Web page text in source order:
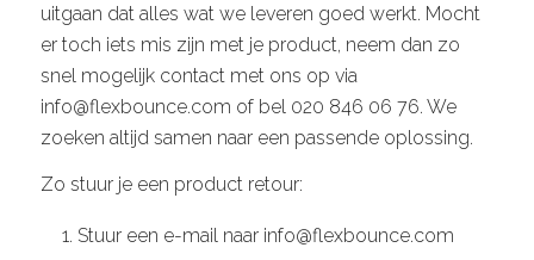
uitgaan dat alles wat we leveren goed werkt. Mocht
er toch iets mis zijn met je product, neem dan zo
snel mogelijk contact met ons op via
info@flexbounce.com of bel 020 846 06 76. We
zoeken altijd samen naar een passende oplossing.
Zo stuur je een product retour:
Stuur een e-mail naar info@flexbounce.com